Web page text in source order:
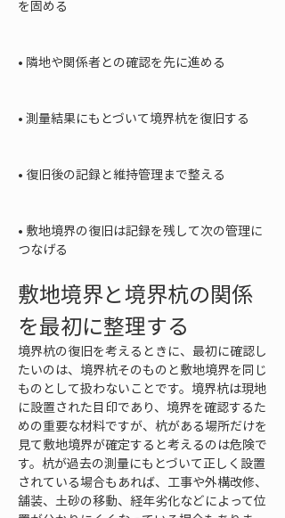
を固める
• 隣地や関係者との確認を先に進める
• 測量結果にもとづいて境界杭を復旧する
• 復旧後の記録と維持管理まで整える
• 敷地境界の復旧は記録を残して次の管理に
つなげる
敷地境界と境界杭の関係
を最初に整理する
境界杭の復旧を考えるときに、最初に確認し
たいのは、境界杭そのものと敷地境界を同じ
ものとして扱わないことです。境界杭は現地
に設置された目印であり、境界を確認するた
めの重要な材料ですが、杭がある場所だけを
見て敷地境界が確定すると考えるのは危険で
す。杭が過去の測量にもとづいて正しく設置
されている場合もあれば、工事や外構改修、
舗装、土砂の移動、経年劣化などによって位